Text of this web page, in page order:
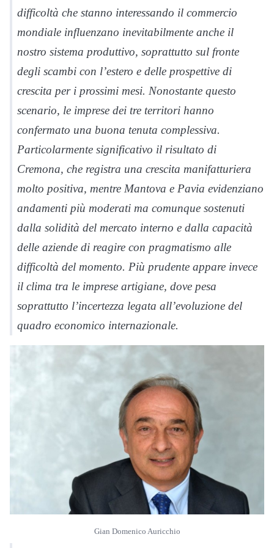
difficoltà che stanno interessando il commercio
mondiale influenzano inevitabilmente anche il
nostro sistema produttivo, soprattutto sul fronte
degli scambi con l’estero e delle prospettive di
crescita per i prossimi mesi. Nonostante questo
scenario, le imprese dei tre territori hanno
confermato una buona tenuta complessiva.
Particolarmente significativo il risultato di
Cremona, che registra una crescita manifatturiera
molto positiva, mentre Mantova e Pavia evidenziano
andamenti più moderati ma comunque sostenuti
dalla solidità del mercato interno e dalla capacità
delle aziende di reagire con pragmatismo alle
difficoltà del momento. Più prudente appare invece
il clima tra le imprese artigiane, dove pesa
soprattutto l’incertezza legata all’evoluzione del
quadro economico internazionale.
Gian Domenico Auricchio